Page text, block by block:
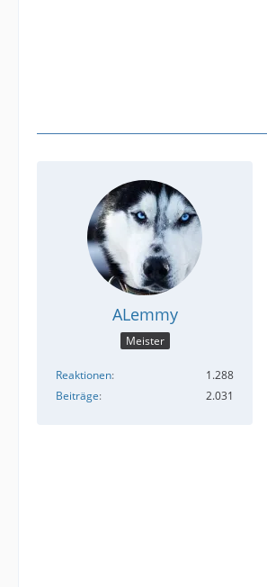
ALemmy
Meister
Reaktionen
1.288
Beiträge
2.031